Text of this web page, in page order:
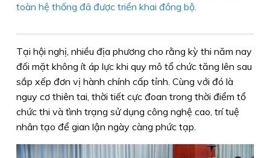
toàn hệ thống đã được triển khai đồng bộ.
Tại hội nghị, nhiều địa phương cho rằng kỳ thi năm nay
đối mặt không ít áp lực khi quy mô tổ chức tăng lên sau
sắp xếp đơn vị hành chính cấp tỉnh. Cùng với đó là
nguy cơ thiên tai, thời tiết cực đoan trong thời điểm tổ
chức thi và tình trạng sử dụng công nghệ cao, trí tuệ
nhân tạo để gian lận ngày càng phức tạp.